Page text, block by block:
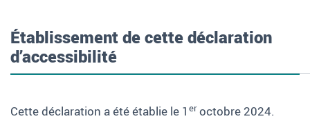
Établissement de cette déclaration
d’accessibilité
Cette déclaration a été établie le 1 eroctobre 2024.